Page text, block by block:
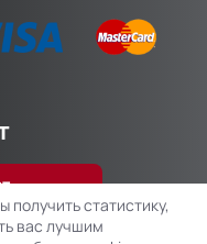
статистику,
вас лучшим